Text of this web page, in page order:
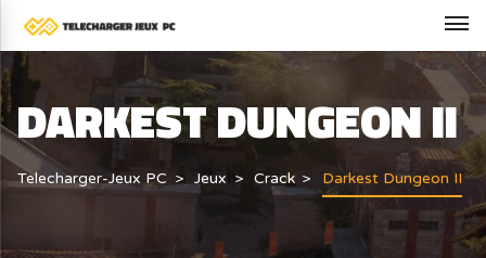
DARKEST DUNGEON II
Telecharger-Jeux PC Jeux Crack Darkest Dungeon II